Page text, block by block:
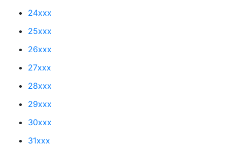
24xxx
25xxx
26xxx
27xxx
28xxx
29xxx
30xxx
31xxx